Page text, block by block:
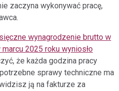
zaczyna wykonywać pracę,
wynagrodzenie brutto w
2025 roku wyniosło
że każda godzina pracy
sprawy techniczne ma
ją na fakturze za